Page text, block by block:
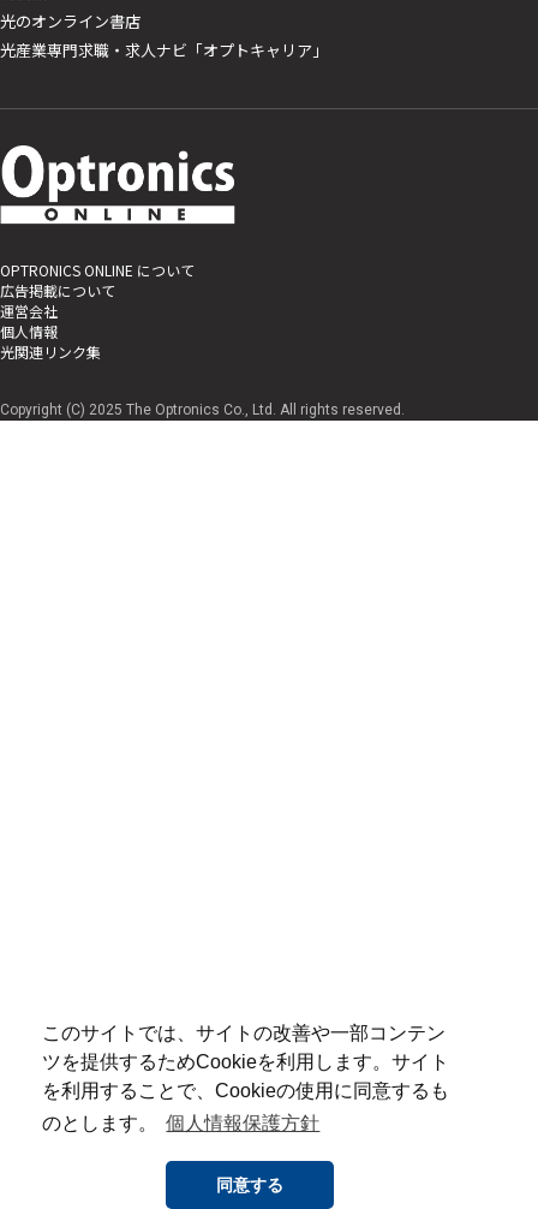
このサイトでは、サイトの改善や一部コンテン
ツを提供するためCookieを利用します。サイト
を利用することで、Cookieの使用に同意するも
のとします。
個人情報保護方針
同意する
光のオンライン書店
光産業専門求職・求人ナビ「オプトキャリア」
OPTRONICS ONLINE について
広告掲載について
運営会社
個人情報
光関連リンク集
Copyright (C) 2025 The Optronics Co., Ltd. All rights reserved.